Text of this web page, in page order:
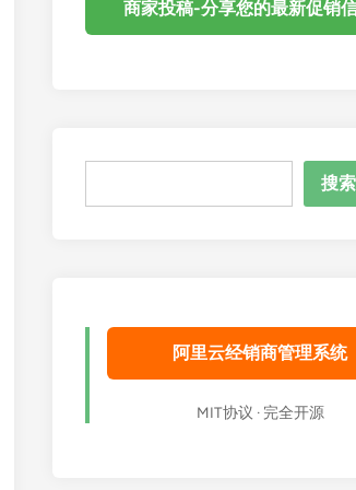
商家投稿-分享您的最新促销
搜索
阿里云经销商管理系统
MIT协议 · 完全开源